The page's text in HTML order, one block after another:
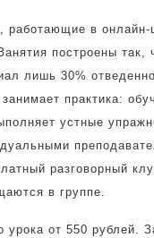
работающие в
построены так,
лишь 30%
практика:
устные
разговорный
в группе.
урока от 550 рублей.